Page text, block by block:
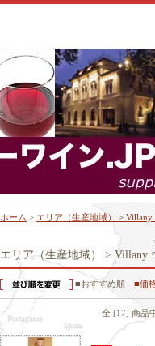
ホーム > エリア（生産地域） >
エリア（生産地域） > Villany
■おすすめ順 ■価
全 [17] 商品